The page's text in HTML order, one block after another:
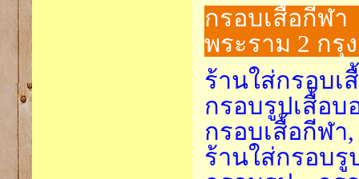
กรอบเสื้อกีฬา
พระราม 2 กรุ
ร้านใส่กรอบ
กรอบรูปเสื้อ
กรอบเสื้อกีฬ
ร้านใส่กรอบ